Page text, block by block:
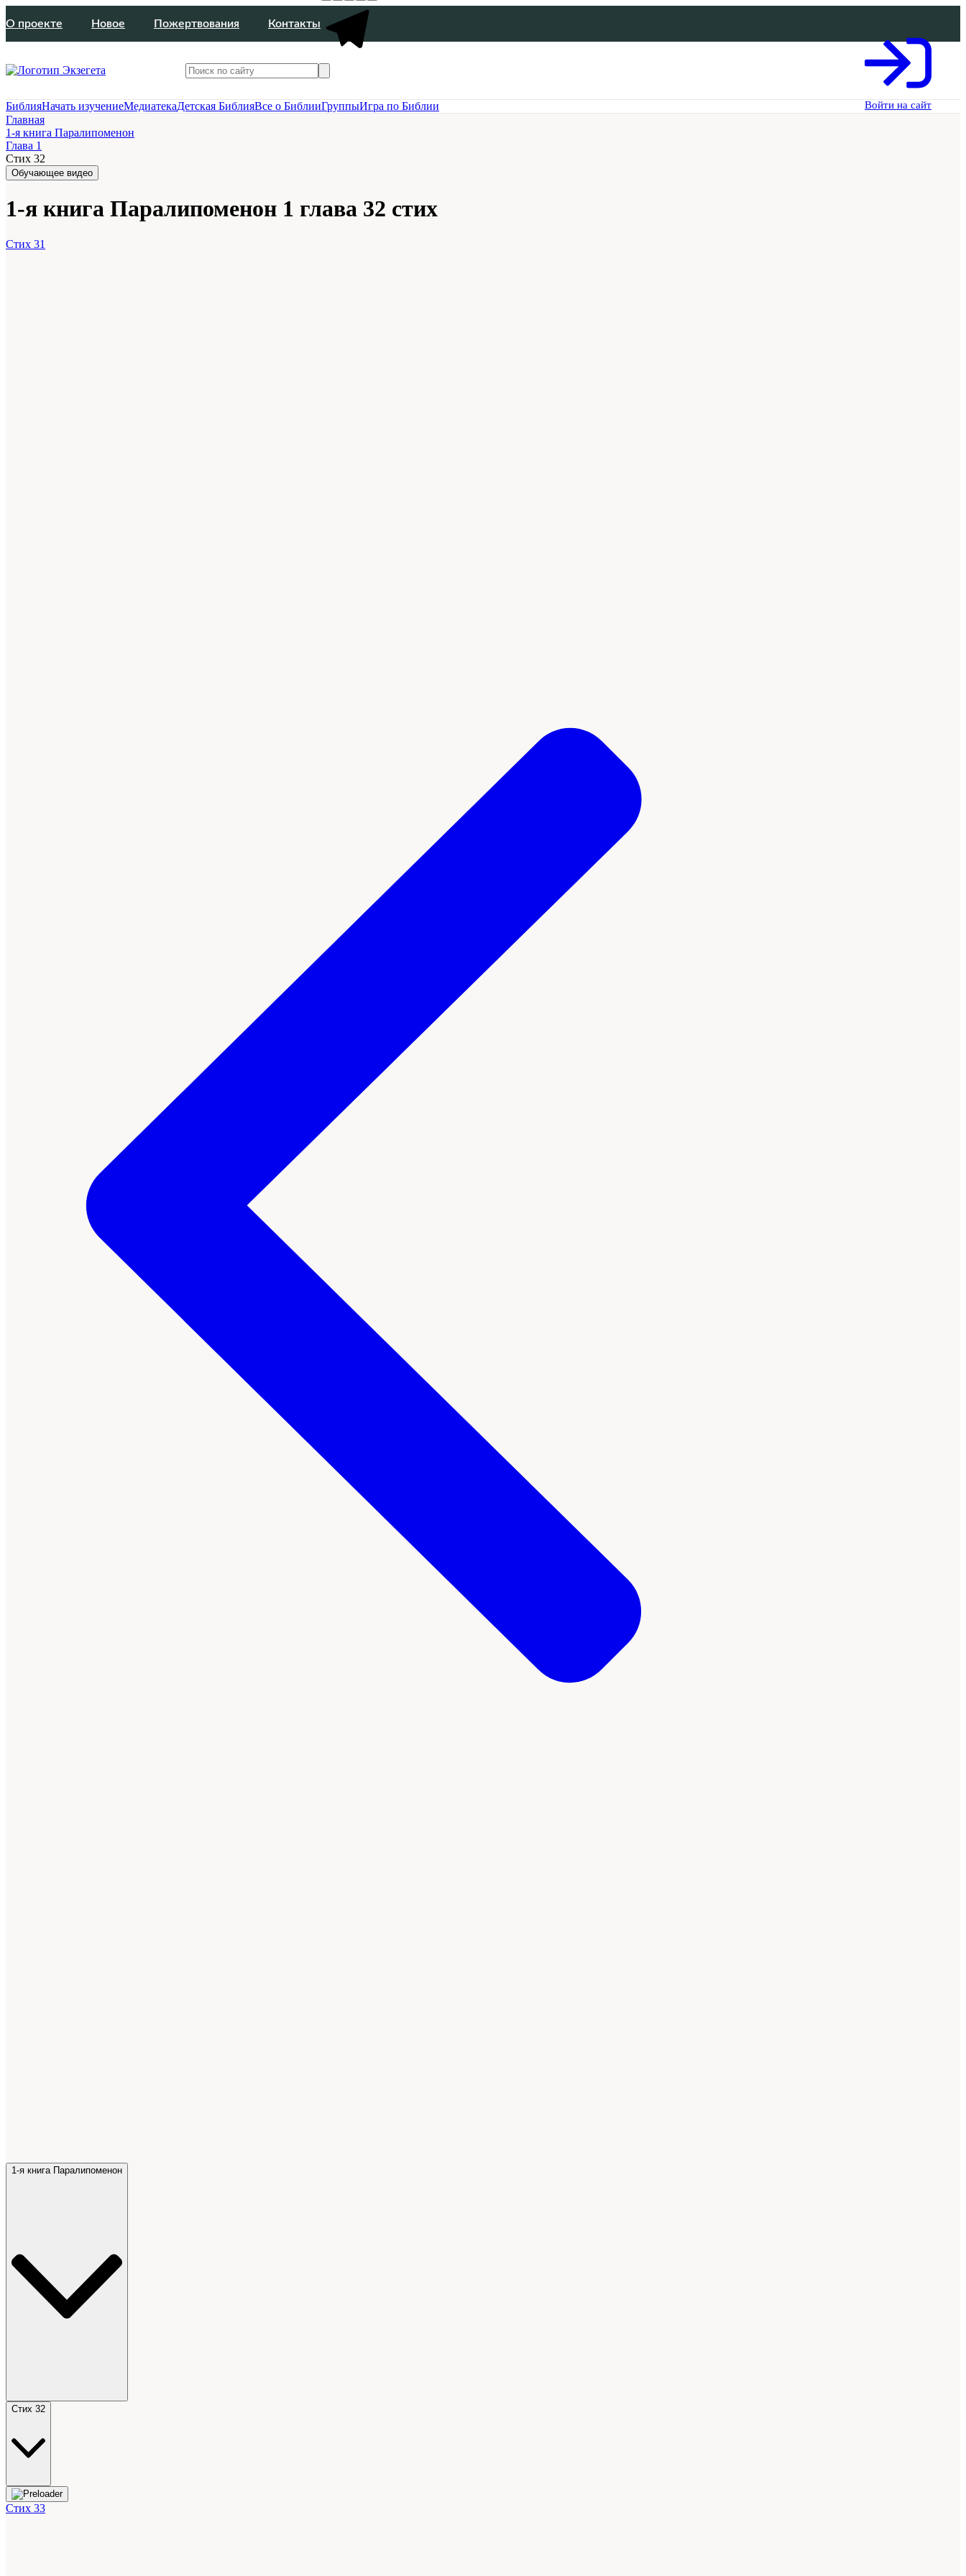
О проекте Новое Пожертвования Контакты
Войти на сайт
БиблияНачать изучениеМедиатекаДетская БиблияВсе о БиблииГруппыИгра по Библии
Главная
1-я книга Паралипоменон
Глава 1
Стих 32
Обучающее видео
1-я книга Паралипоменон 1 глава 32 стих
Стих 31
1-я книга Паралипоменон
Стих 32
Стих 33